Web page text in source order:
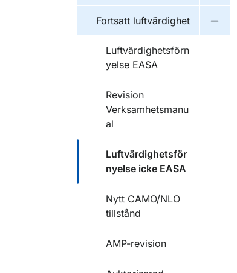
Fortsatt luftvärdighet
Luftvärdighetsförn
yelse EASA
Revision
Verksamhetsmanu
al
Luftvärdighetsför
nyelse icke EASA
Nytt CAMO/NLO
tillstånd
AMP-revision